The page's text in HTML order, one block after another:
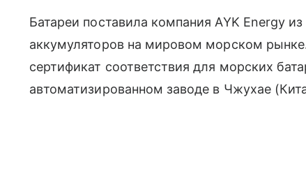
Батареи поставила компания AYK Energy
аккумуляторов на мировом морском
сертификат соответствия для морских
автоматизированном заводе в Чжухае